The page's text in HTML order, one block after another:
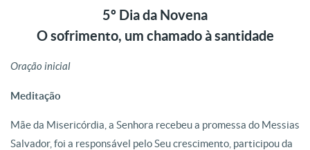
5º Dia da Novena
O sofrimento, um chamado à santidade
Oração inicial
Meditação
Mãe da Misericórdia, a Senhora recebeu a promessa do Messias
Salvador, foi a responsável pelo Seu crescimento, participou da